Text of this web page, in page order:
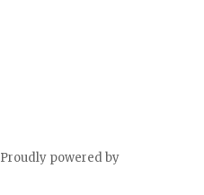
Proudly powered by